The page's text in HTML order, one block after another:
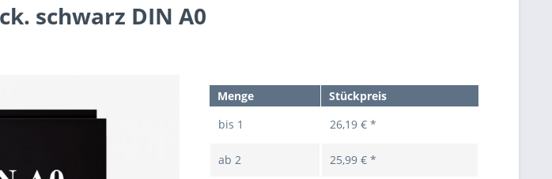
schwarz DIN A0
Menge
Stückpreis
bis 1 26,19 € *
ab 2 25,99 € *